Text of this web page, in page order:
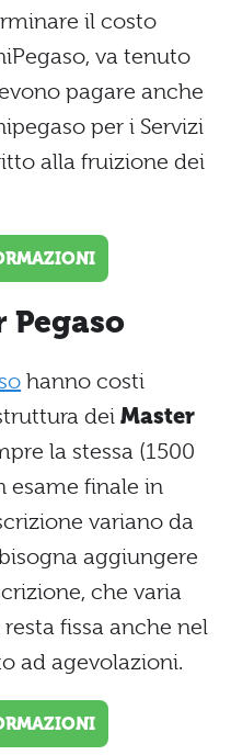
il costo
va tenuto
pagare anche
per i Servizi
alla fruizione dei
Pegaso
hanno costi
dei Master
la stessa (1500
esame finale in
variano da
aggiungere
che varia
fissa anche nel
ad agevolazioni.